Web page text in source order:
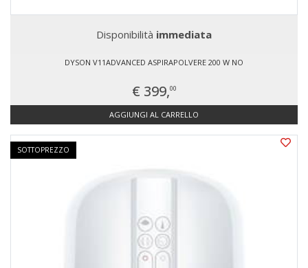
Disponibilità immediata
DYSON V11ADVANCED ASPIRAPOLVERE 200 W NO
€ 399,00
AGGIUNGI AL CARRELLO
SOTTOPREZZO